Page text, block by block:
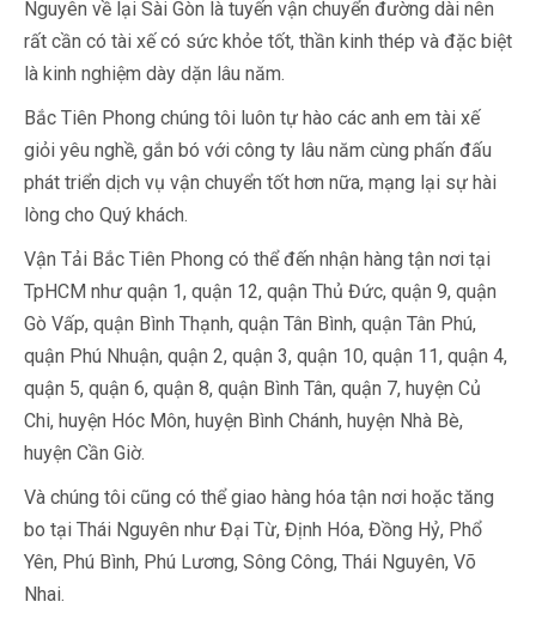
Nguyên về lại Sài Gòn là tuyến vận chuyển đường dài nên
rất cần có tài xế có sức khỏe tốt, thần kinh thép và đặc biệt
là kinh nghiệm dày dặn lâu năm.
Bắc Tiên Phong chúng tôi luôn tự hào các anh em tài xế
giỏi yêu nghề, gắn bó với công ty lâu năm cùng phấn đấu
phát triển dịch vụ vận chuyển tốt hơn nữa, mạng lại sự hài
lòng cho Quý khách.
Vận Tải Bắc Tiên Phong có thể đến nhận hàng tận nơi tại
TpHCM như quận 1, quận 12, quận Thủ Đức, quận 9, quận
Gò Vấp, quận Bình Thạnh, quận Tân Bình, quận Tân Phú,
quận Phú Nhuận, quận 2, quận 3, quận 10, quận 11, quận 4,
quận 5, quận 6, quận 8, quận Bình Tân, quận 7, huyện Củ
Chi, huyện Hóc Môn, huyện Bình Chánh, huyện Nhà Bè,
huyện Cần Giờ.
Và chúng tôi cũng có thể giao hàng hóa tận nơi hoặc tăng
bo tại Thái Nguyên như Đại Từ, Định Hóa, Đồng Hỷ, Phổ
Yên, Phú Bình, Phú Lương, Sông Công, Thái Nguyên, Võ
Nhai.